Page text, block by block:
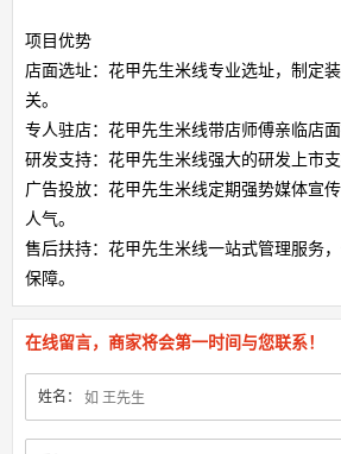
项目优势
店面选址：花甲先生米线专业选址，制定
关。
专人驻店：花甲先生米线带店师傅亲临店
研发支持：花甲先生米线强大的研发上市
广告投放：花甲先生米线定期强势媒体宣
人气。
售后扶持：花甲先生米线一站式管理服务
保障。
在线留言，商家将会第一时间与您联系！
姓名：